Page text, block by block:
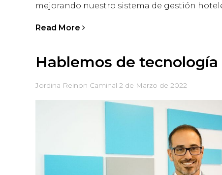
mejorando nuestro sistema de gestión
Read More
Hablemos de
Jordina Reinon Caminal 2 de Marzo de 2022